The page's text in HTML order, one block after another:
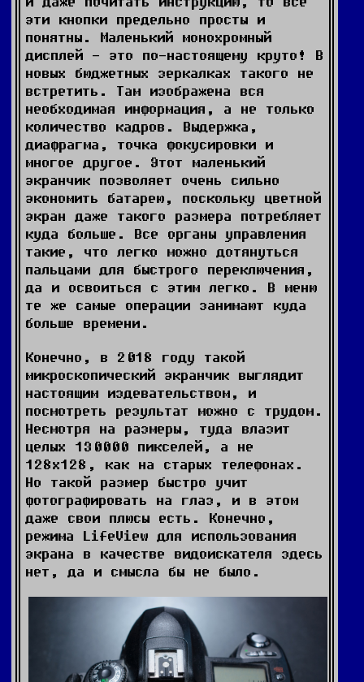
эти кнопки предельно просты и
понятны. Маленький монохромный
дисплей - это по-настоящему круто! В
новых бюджетных зеркалках такого не
встретить. Там изображена вся
необходимая информация, а не только
количество кадров. Выдержка,
диафрагма, точка фокусировки и
многое другое. Этот маленький
экранчик позволяет очень сильно
экономить батарею, поскольку цветной
экран даже такого размера потребляет
куда больше. Все органы управления
такие, что легко можно дотянуться
пальцами для быстрого переключения,
да и освоиться с этим легко. В меню
те же самые операции занимают куда
больше времени.
Конечно, в 2018 году такой
микроскопический экранчик выглядит
настоящим издевательством, и
посмотреть результат можно с трудом.
Несмотря на размеры, туда влазит
целых 130000 пикселей, а не
128х128, как на старых телефонах.
Но такой размер быстро учит
фотографировать на глаз, и в этом
даже свои плюсы есть. Конечно,
режима LifeView для использования
экрана в качестве видоискателя здесь
нет, да и смысла бы не было.